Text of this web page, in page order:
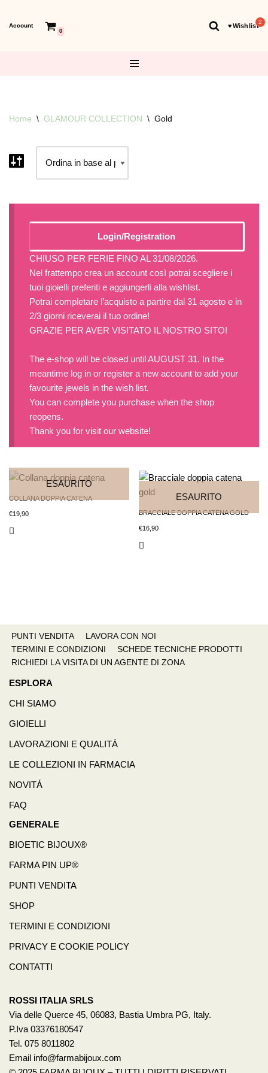
Account
0
♥︎Wishlist
Home \ GLAMOUR COLLECTION \ Gold
Login/Registration
CHIUSO PER FERIE FINO AL 31/08/2026.
Nel frattempo crea un account così potrai scegliere i
tuoi gioielli preferiti e aggiungerli alla wishlist.
Potrai completare l’acquisto a partire dal 31 agosto e in
2/3 giorni riceverai il tuo ordine!
GRAZIE PER AVER VISITATO IL NOSTRO SITO!
The e-shop will be closed until AUGUST 31. In the
meantime log in or register a new account to add your
favourite jewels in the wish list.
You can complete you purchase when the shop
reopens.
Thank you for visit our website!
ESAURITO
COLLANA DOPPIA CATENA
€19,90
ESAURITO
BRACCIALE DOPPIA CATENA GOLD
€16,90
PUNTI VENDITA
LAVORA CON NOI
TERMINI E CONDIZIONI
SCHEDE TECNICHE PRODOTTI
RICHIEDI LA VISITA DI UN AGENTE DI ZONA
ESPLORA
CHI SIAMO
GIOIELLI
LAVORAZIONI E QUALITÁ
LE COLLEZIONI IN FARMACIA
NOVITÁ
FAQ
GENERALE
BIOETIC BIJOUX®
FARMA PIN UP®
PUNTI VENDITA
SHOP
TERMINI E CONDIZIONI
PRIVACY E COOKIE POLICY
CONTATTI
ROSSI ITALIA SRLS
Via delle Querce 45, 06083, Bastia Umbra PG, Italy.
P.Iva 03376180547
Tel. 075 8011802
Email info@farmabijoux.com